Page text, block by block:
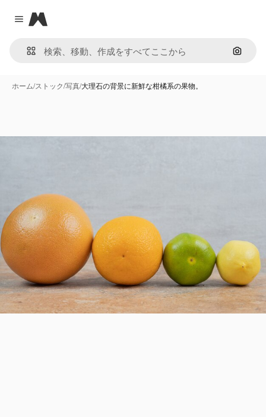
Close menu
Magnific
画像で
ホーム/ストック/写真/大理石の背景に新鮮な柑橘系の果物。